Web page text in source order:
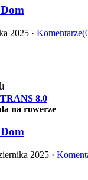
2025 ·
8.0
na rowerze
2025 ·